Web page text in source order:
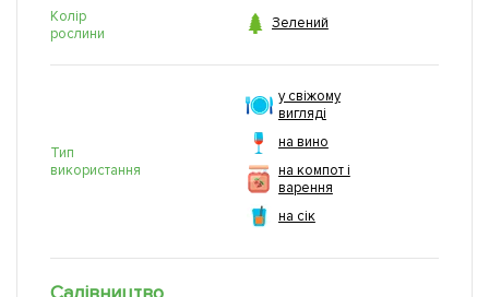
Колір
рослини
 Зелений
Тип
використання
у свіжому
вигляді
на вино
на компот і
варення
на сік